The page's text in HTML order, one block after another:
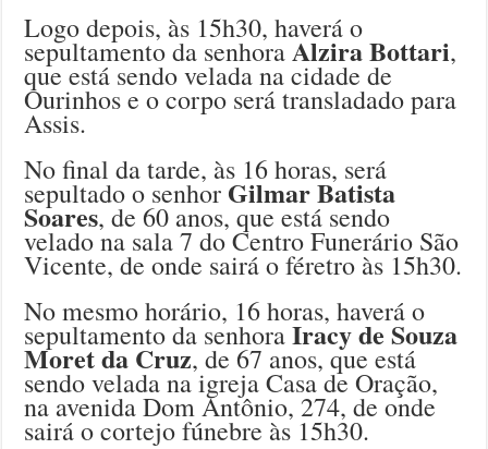
Logo depois, às 15h30, haverá o
sepultamento da senhoraAlzira Bottari,
que está sendo velada na cidade de
Ourinhos e o corpo será transladado para
Assis.
No final da tarde, às 16 horas, será
sepultado o senhor Gilmar Batista
Soares, de 60 anos, que está sendo
velado na sala 7 do Centro Funerário São
Vicente, de onde sairá o féretro às 15h30.
No mesmo horário, 16 horas, haverá o
sepultamento da senhoraIracy de Souza
Moret da Cruz, de 67 anos, que está
sendo velada na igreja Casa de Oração,
na avenida Dom Antônio, 274, de onde
sairá o cortejo fúnebre às 15h30.